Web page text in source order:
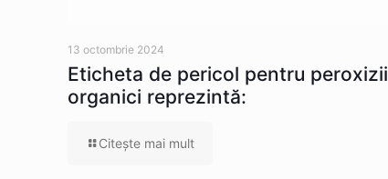
13 octombrie 2024
Eticheta de pericol pentru peroxizii
organici reprezintă:
Citeşte mai mult